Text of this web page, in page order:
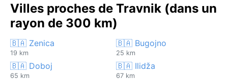
Villes proches de Travnik (dans un
rayon de 300 km)
🇧🇦 Zenica
19 km
🇧🇦 Bugojno
25 km
🇧🇦 Doboj
65 km
🇧🇦 Ilidža
67 km